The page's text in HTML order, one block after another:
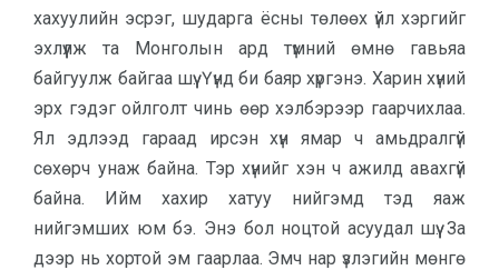
хахуулийн эсрэг, шу­дарга ёсны төлөөх үйл хэргийг
эх­лүүлж та Монголын ард түмний өмнө гавьяа
байгуулж байгаа шүү. Үүнд би баяр хүргэнэ. Харин хүний
эрх гэдэг ойлголт чинь өөр хэлбэрээр гаар­чих­лаа.
Ял эдлээд гараад ирсэн хүн ямар ч амьдралгүй
сөхөрч унаж байна. Тэр хүнийг хэн ч ажилд авахгүй
байна. Ийм хахир хатуу нийгэмд тэд яаж
нийгэмших юм бэ. Энэ бол ноцтой асуудал шүү. За
дээр нь хортой эм гаарлаа. Эмч нар үзлэгийн мөнгө